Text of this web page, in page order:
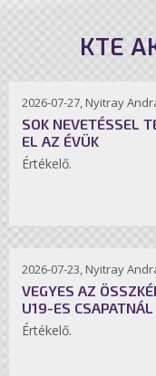
KTE
2026-07-27, Nyitray
SOK NEVETÉSSEL
EL AZ ÉVÜK
Értékelő.
2026-07-23, Nyitray
VEGYES AZ
U19-ES CSAPATNÁL
Értékelő.